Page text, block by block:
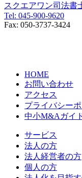
スクエアワン司法書
Tel: 045-900-9620
Fax: 050-3737-3424
HOME
お問い合わせ
アクセス
プライバシー
中小M&Aガイ
サービス
法人の方
法人経営者の方
個人の方